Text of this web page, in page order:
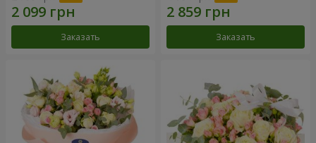
Заказать Заказать